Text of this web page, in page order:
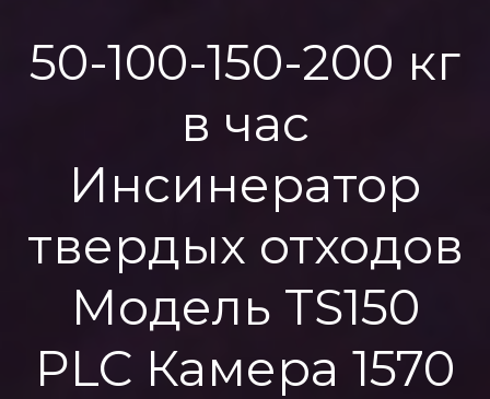
50-100-150-200 кг
в час
Инсинератор
твердых отходов
Модель TS150
PLC Камера 1570